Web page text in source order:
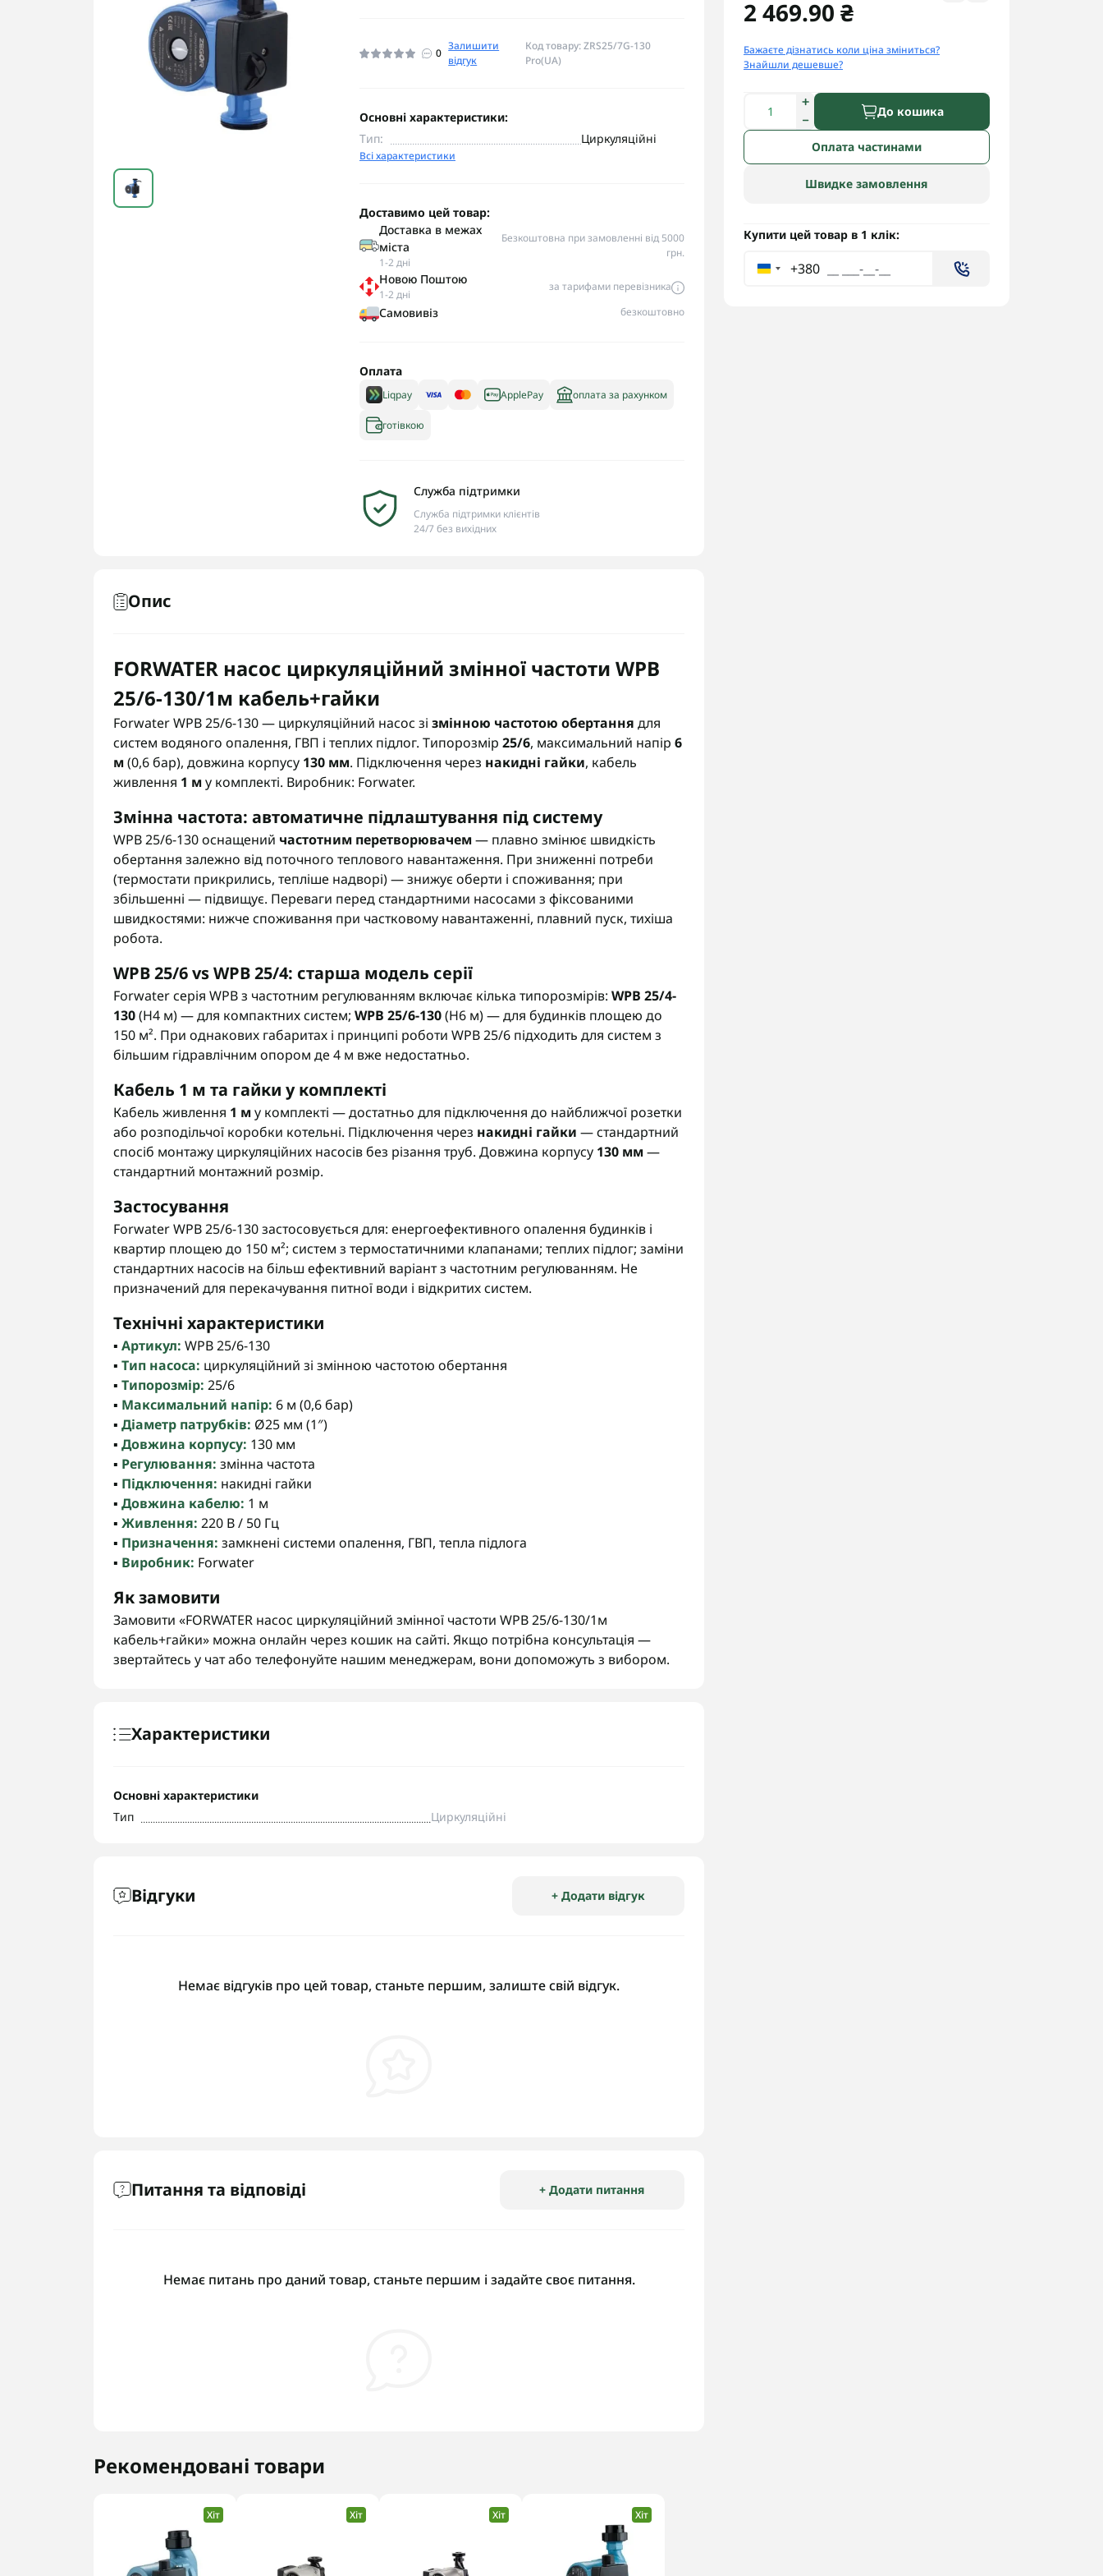
0
Залишити
відгук
Код товару: ZRS25/7G-130
Pro(UA)
2 469.90 ₴
Бажаєте дізнатись коли ціна зміниться?
Знайшли дешевше?
До кошика
Оплата частинами
Швидке замовлення
Купити цей товар в 1 клік:
+380
Основні характеристики:
Тип:
Циркуляційні
Всі характеристики
Доставимо цей товар:
Доставка в межах
міста
1-2 дні
Безкоштовна при замовленні від 5000
грн.
Новою Поштою
1-2 дні
за тарифами перевізника
Самовивіз безкоштовно
Оплата
Liqpay ApplePay оплата за рахунком
готівкою
Служба підтримки
Служба підтримки клієнтів
24/7 без вихідних
Опис
FORWATER насос циркуляційний змінної частоти WPB
25/6-130/1м кабель+гайки
Forwater WPB 25/6-130 — циркуляційний насос зі змінною частотою обертання для
систем водяного опалення, ГВП і теплих підлог. Типорозмір 25/6, максимальний напір 6
м(0,6 бар), довжина корпусу 130 мм. Підключення через накидні гайки, кабель
живлення 1 му комплекті. Виробник: Forwater.
Змінна частота: автоматичне підлаштування під систему
WPB 25/6-130 оснащений частотним перетворювачем— плавно змінює швидкість
обертання залежно від поточного теплового навантаження. При зниженні потреби
(термостати прикрились, тепліше надворі) — знижує оберти і споживання; при
збільшенні — підвищує. Переваги перед стандартними насосами з фіксованими
швидкостями: нижче споживання при частковому навантаженні, плавний пуск, тихіша
робота.
WPB 25/6 vs WPB 25/4: старша модель серії
Forwater серія WPB з частотним регулюванням включає кілька типорозмірів: WPB 25/4-
130(H4 м) — для компактних систем; WPB 25/6-130(H6 м) — для будинків площею до
150 м². При однакових габаритах і принципі роботи WPB 25/6 підходить для систем з
більшим гідравлічним опором де 4 м вже недостатньо.
Кабель 1 м та гайки у комплекті
Кабель живлення 1 му комплекті — достатньо для підключення до найближчої розетки
або розподільчої коробки котельні. Підключення через накидні гайки — стандартний
спосіб монтажу циркуляційних насосів без різання труб. Довжина корпусу 130 мм—
стандартний монтажний розмір.
Застосування
Forwater WPB 25/6-130 застосовується для: енергоефективного опалення будинків і
квартир площею до 150 м²; систем з термостатичними клапанами; теплих підлог; заміни
стандартних насосів на більш ефективний варіант з частотним регулюванням. Не
призначений для перекачування питної води і відкритих систем.
Технічні характеристики
▪️ Артикул: WPB 25/6-130
▪️ Тип насоса: циркуляційний зі змінною частотою обертання
▪️ Типорозмір: 25/6
▪️ Максимальний напір: 6 м (0,6 бар)
▪️ Діаметр патрубків: Ø25 мм (1″)
▪️ Довжина корпусу: 130 мм
▪️ Регулювання: змінна частота
▪️ Підключення: накидні гайки
▪️ Довжина кабелю: 1 м
▪️ Живлення: 220 В / 50 Гц
▪️ Призначення: замкнені системи опалення, ГВП, тепла підлога
▪️ Виробник: Forwater
Як замовити
Замовити «FORWATER насос циркуляційний змінної частоти WPB 25/6-130/1м
кабель+гайки» можна онлайн через кошик на сайті. Якщо потрібна консультація —
звертайтесь у чат або телефонуйте нашим менеджерам, вони допоможуть з вибором.
Характеристики
Основні характеристики
Тип
Циркуляційні
Відгуки + Додати відгук
Немає відгуків про цей товар, станьте першим, залиште свій відгук.
Питання та відповіді + Додати питання
Немає питань про даний товар, станьте першим і задайте своє питання.
Рекомендовані товари
Хіт Хіт Хіт Хіт